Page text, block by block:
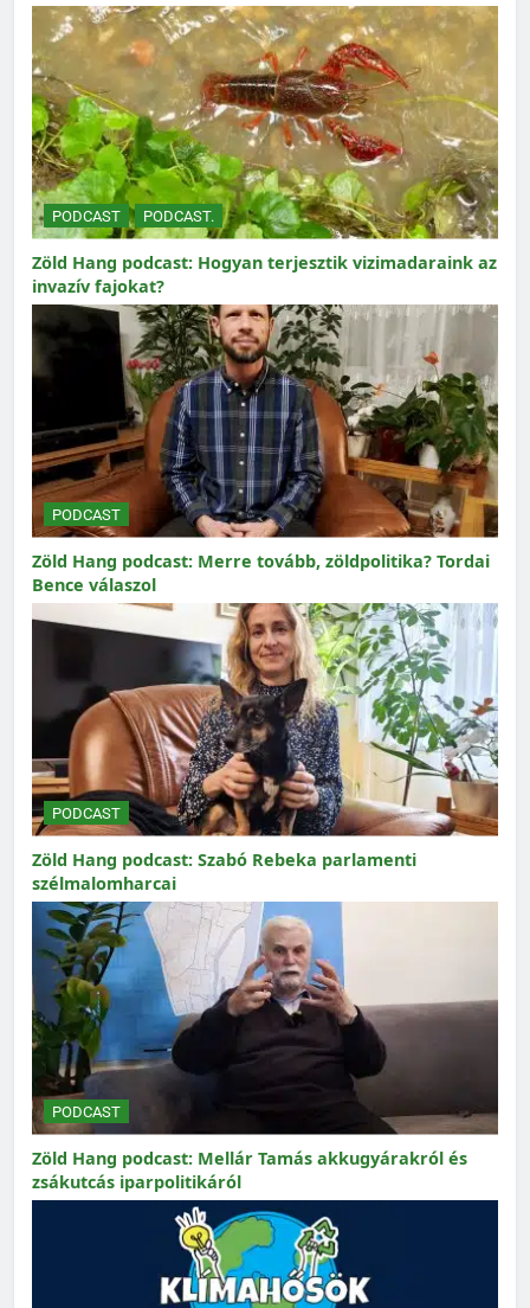
PODCAST PODCAST.
Zöld Hang podcast: Hogyan terjesztik vizimadaraink az
invazív fajokat?
PODCAST
Zöld Hang podcast: Merre tovább, zöldpolitika? Tordai
Bence válaszol
PODCAST
Zöld Hang podcast: Szabó Rebeka parlamenti
szélmalomharcai
PODCAST
Zöld Hang podcast: Mellár Tamás akkugyárakról és
zsákutcás iparpolitikáról